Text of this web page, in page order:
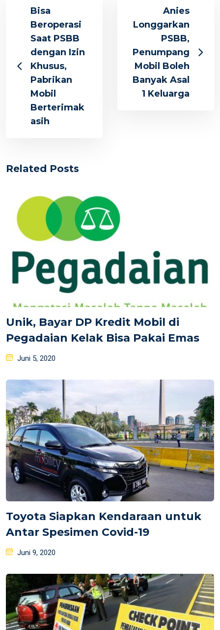
Bisa
Beroperasi
Saat PSBB
dengan Izin
Khusus,
Pabrikan
Mobil
Berterimak
asih
Anies
Longgarkan
PSBB,
Penumpang
Mobil Boleh
Banyak Asal
1 Keluarga
Related Posts
Unik, Bayar DP Kredit Mobil di
Pegadaian Kelak Bisa Pakai Emas
Posted
Juni 5, 2020
Toyota Siapkan Kendaraan untuk
Antar Spesimen Covid-19
Posted
Juni 9, 2020